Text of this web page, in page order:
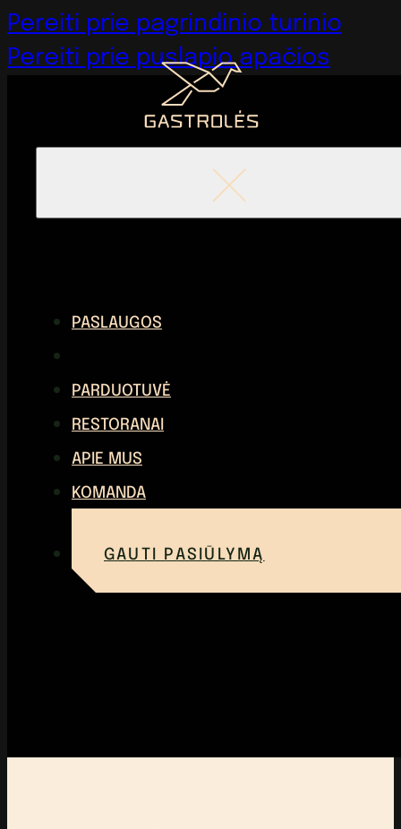
Pereiti prie pagrindinio turinio
Pereiti prie puslapio apačios
PASLAUGOS
PARDUOTUVĖ
RESTORANAI
APIE MUS
KOMANDA
GAUTI PASIŪLYMĄ